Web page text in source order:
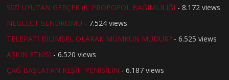
SİZİ UYUTAN GERÇEK (!): PROPOFOL BAĞIMLILIĞI - 8.172 views
NEGLECT SENDROMU - 7.524 views
TELEPATİ BİLİMSEL OLARAK MÜMKÜN MÜDÜR? - 6.525 views
AŞKIN ETKİSİ - 6.520 views
ÇAĞ BAŞLATAN KEŞİF: PENİSİLİN - 6.187 views